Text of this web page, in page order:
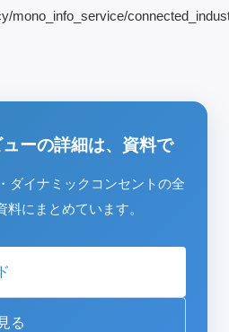
mono_info_service/
ーの詳細は、資料で
ダイナミックコンセントの全
料にまとめています。
る